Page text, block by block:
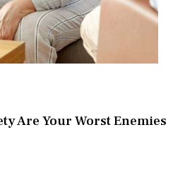
Are Your Worst Enemies